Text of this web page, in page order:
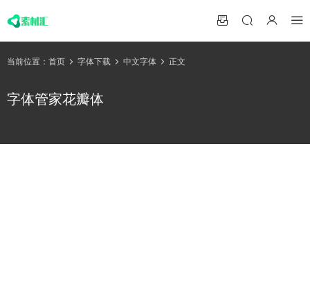
当前位置： 首页 字体下载 中文字体 正文
字体管家花瓣体